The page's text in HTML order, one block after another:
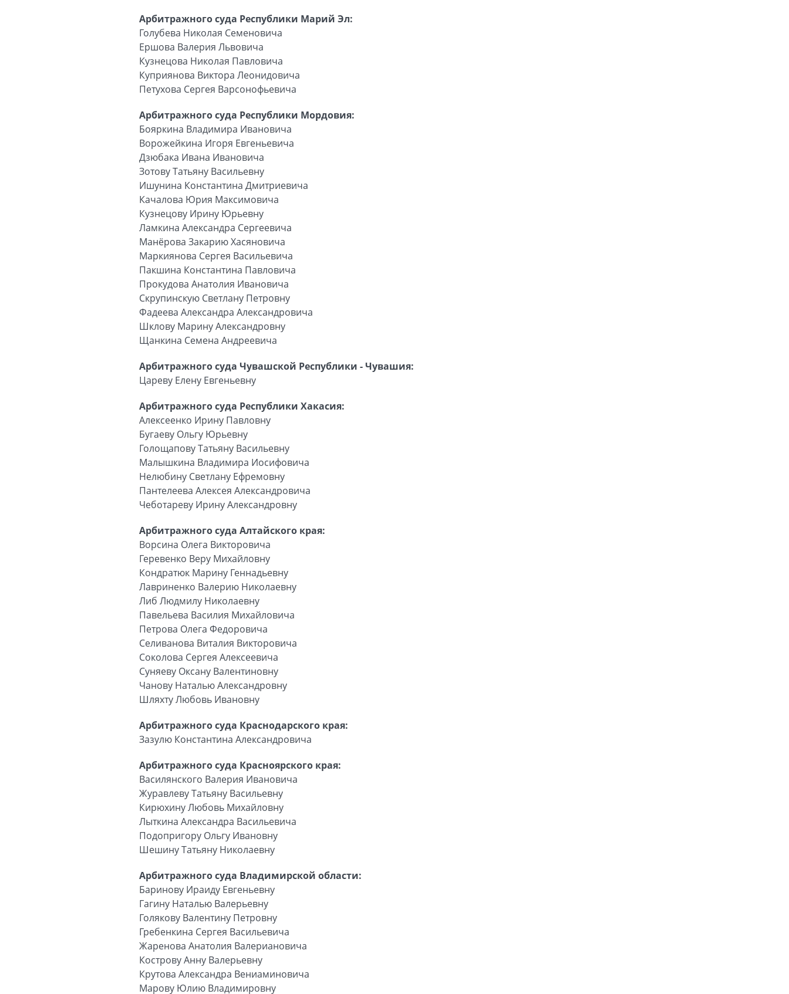
Арбитражного суда Республики Марий Эл:
Голубева Николая Семеновича
Ершова Валерия Львовича
Кузнецова Николая Павловича
Куприянова Виктора Леонидовича
Петухова Сергея Варсонофьевича
Арбитражного суда Республики Мордовия:
Бояркина Владимира Ивановича
Ворожейкина Игоря Евгеньевича
Дзюбака Ивана Ивановича
Зотову Татьяну Васильевну
Ишунина Константина Дмитриевича
Качалова Юрия Максимовича
Кузнецову Ирину Юрьевну
Ламкина Александра Сергеевича
Манёрова Закарию Хасяновича
Маркиянова Сергея Васильевича
Пакшина Константина Павловича
Прокудова Анатолия Ивановича
Скрупинскую Светлану Петровну
Фадеева Александра Александровича
Шклову Марину Александровну
Щанкина Семена Андреевича
Арбитражного суда Чувашской Республики - Чувашия:
Цареву Елену Евгеньевну
Арбитражного суда Республики Хакасия:
Алексеенко Ирину Павловну
Бугаеву Ольгу Юрьевну
Голощапову Татьяну Васильевну
Малышкина Владимира Иосифовича
Нелюбину Светлану Ефремовну
Пантелеева Алексея Александровича
Чеботареву Ирину Александровну
Арбитражного суда Алтайского края:
Ворсина Олега Викторовича
Геревенко Веру Михайловну
Кондратюк Марину Геннадьевну
Лавриненко Валерию Николаевну
Либ Людмилу Николаевну
Павельева Василия Михайловича
Петрова Олега Федоровича
Селиванова Виталия Викторовича
Соколова Сергея Алексеевича
Суняеву Оксану Валентиновну
Чанову Наталью Александровну
Шляхту Любовь Ивановну
Арбитражного суда Краснодарского края:
Зазулю Константина Александровича
Арбитражного суда Красноярского края:
Василянского Валерия Ивановича
Журавлеву Татьяну Васильевну
Кирюхину Любовь Михайловну
Лыткина Александра Васильевича
Подопригору Ольгу Ивановну
Шешину Татьяну Николаевну
Арбитражного суда Владимирской области:
Баринову Ираиду Евгеньевну
Гагину Наталью Валерьевну
Голякову Валентину Петровну
Гребенкина Сергея Васильевича
Жаренова Анатолия Валериановича
Кострову Анну Валерьевну
Крутова Александра Вениаминовича
Марову Юлию Владимировну